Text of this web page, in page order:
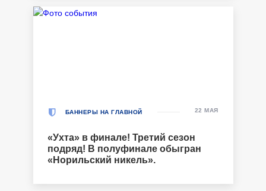
БАННЕРЫ НА ГЛАВНОЙ
«Ухта» в финале! Третий сезон
подряд! В полуфинале обыгран
«Норильский никель».
22 МАЯ